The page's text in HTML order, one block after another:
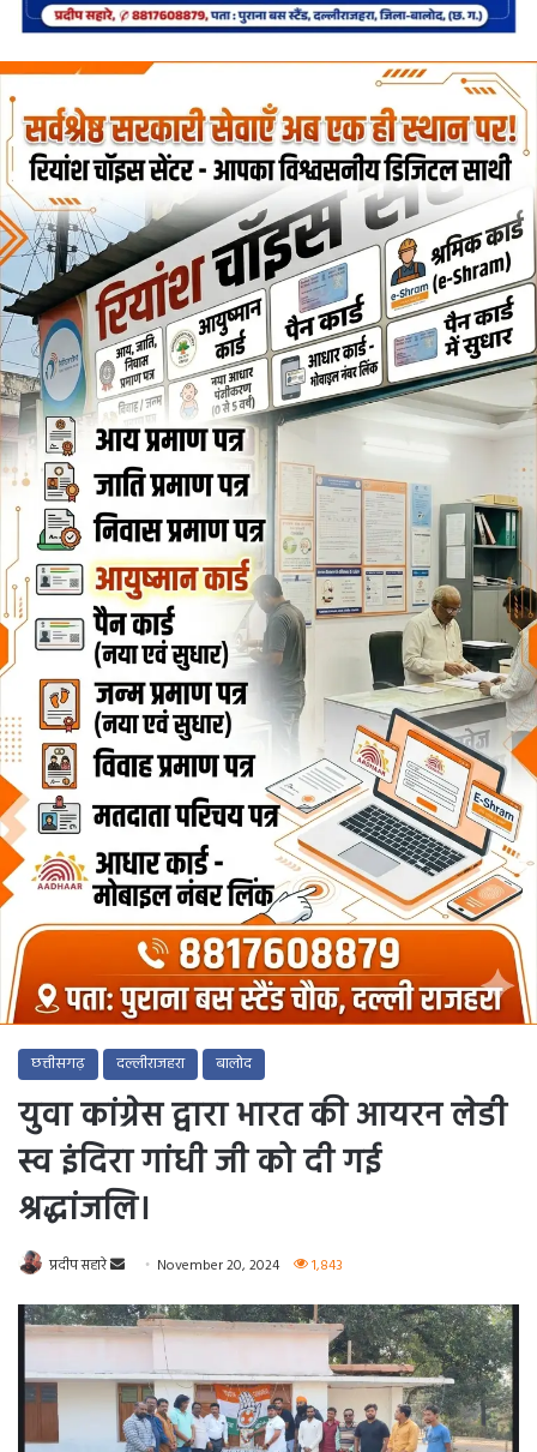
छत्तीसगढ़ दल्लीराजहरा बालोद
युवा कांग्रेस द्वारा भारत की आयरन लेडी
स्व इंदिरा गांधी जी को दी गई
श्रद्धांजलि।
प्रदीप सहारे
Send
email
November 20, 2024 1,843